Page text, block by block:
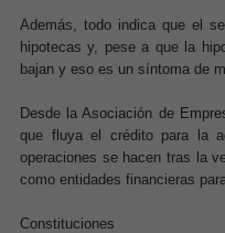
Además, todo indica que el
hipotecas y, pese a que la
bajan y eso es un síntoma de
Desde la Asociación de
que fluya el crédito para la
operaciones se hacen tras la
como entidades financieras
Constituciones